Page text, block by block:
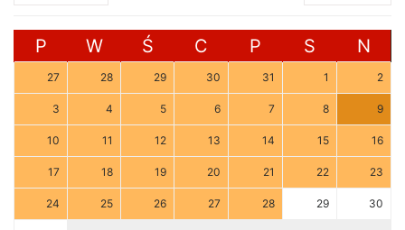
P W Ś C P S N
27 28 29 30 31 1 2
3 4 5 6 7 8 9
10 11 12 13 14 15 16
17 18 19 20 21 22 23
24 25 26 27 28 29 30